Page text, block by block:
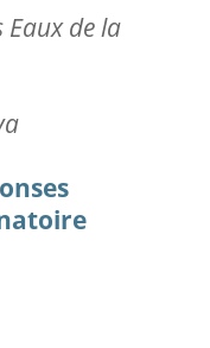
Eaux de la